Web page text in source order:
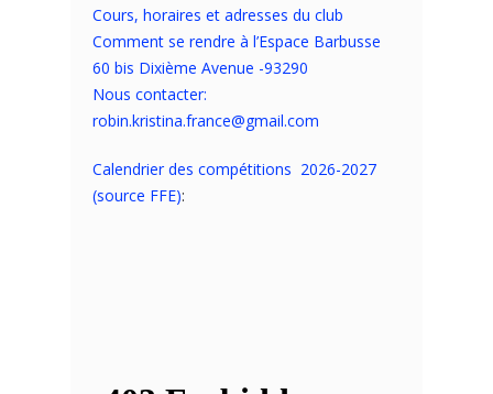
Cours, horaires et adresses du club
Comment se rendre à l’Espace Barbusse
60 bis Dixième Avenue -93290
Nous contacter:
robin.kristina.france@gmail.com
Calendrier des compétitions 2026-2027
(source FFE):